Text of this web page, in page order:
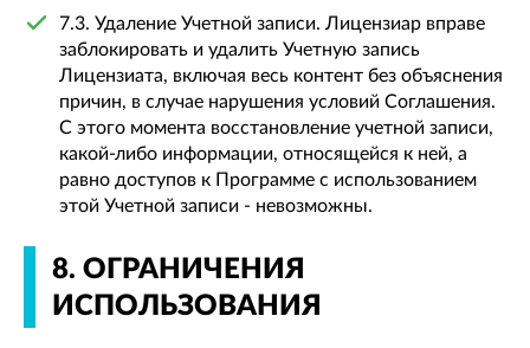
7.3. Удаление Учетной записи. Лицензиар вправе
заблокировать и удалить Учетную запись
Лицензиата, включая весь контент без объяснения
причин, в случае нарушения условий Соглашения.
С этого момента восстановление учетной записи,
какой-либо информации, относящейся к ней, а
равно доступов к Программе с использованием
этой Учетной записи - невозможны.
8. ОГРАНИЧЕНИЯ
ИСПОЛЬЗОВАНИЯ